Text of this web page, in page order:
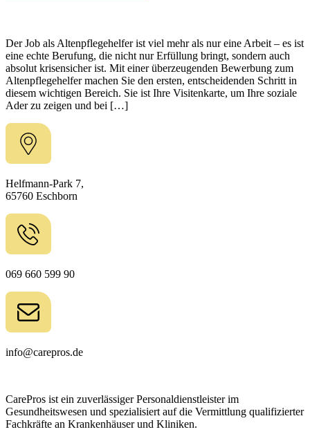
Der Job als Altenpflegehelfer ist viel mehr als nur eine Arbeit – es ist
eine echte Berufung, die nicht nur Erfüllung bringt, sondern auch
absolut krisensicher ist. Mit einer überzeugenden Bewerbung zum
Altenpflegehelfer machen Sie den ersten, entscheidenden Schritt in
diesem wichtigen Bereich. Sie ist Ihre Visitenkarte, um Ihre soziale
Ader zu zeigen und bei […]
Helfmann-Park 7,
65760 Eschborn
069 660 599 90
info@carepros.de
CarePros ist ein zuverlässiger Personaldienstleister im
Gesundheitswesen und spezialisiert auf die Vermittlung qualifizierter
Fachkräfte an Krankenhäuser und Kliniken.